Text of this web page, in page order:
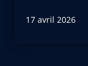
17 avril 2026